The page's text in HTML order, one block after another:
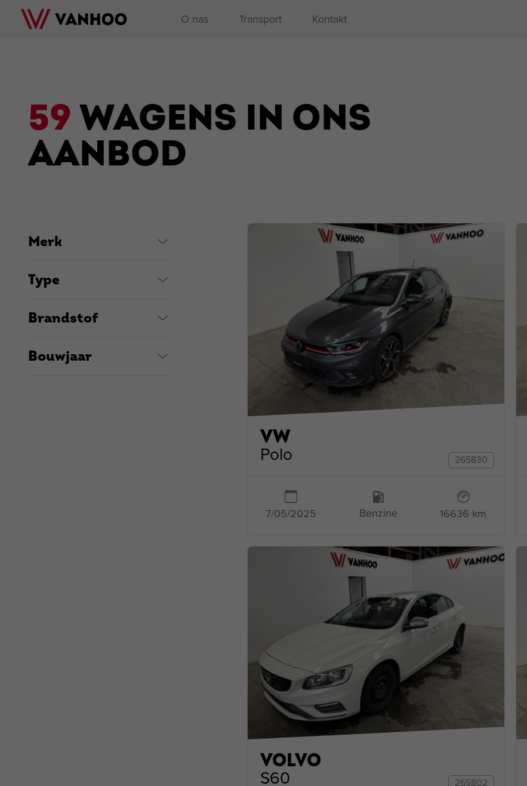
O nas Transport Kontakt
59 WAGENS IN ONS
AANBOD
Merk
Type
Brandstof
Bouwjaar
VW
Polo 265830
7/05/2025 Benzine 16636 km
VOLVO
S60 265802